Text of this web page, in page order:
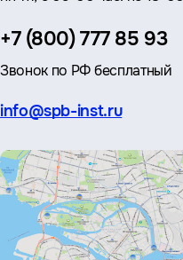
Телефон:
+7 (800) 777 85 93
Звонок по РФ бесплатный
Эл.
info@spb-inst.ru